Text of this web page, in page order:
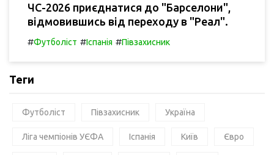
ЧС-2026 приєднатися до "Барселони",
відмовившись від переходу в "Реал".
#Футболіст #Іспанія #Півзахисник
Теги
Футболіст Півзахисник Україна
Ліга чемпіонів УЄФА Іспанія Київ Євро